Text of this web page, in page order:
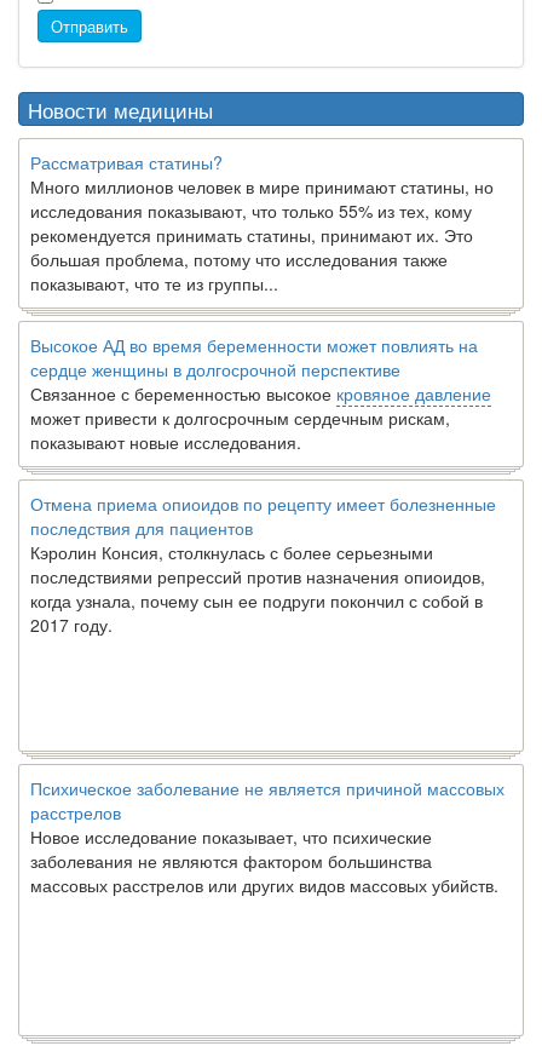
Отправить
Новости медицины
Рассматривая статины?
Много миллионов человек в мире принимают статины, но
исследования показывают, что только 55% из тех, кому
рекомендуется принимать статины, принимают их. Это
большая проблема, потому что исследования также
показывают, что те из группы...
Высокое АД во время беременности может повлиять на
сердце женщины в долгосрочной перспективе
Связанное с беременностью высокое кровяное давление
может привести к долгосрочным сердечным рискам,
показывают новые исследования.
Отмена приема опиоидов по рецепту имеет болезненные
последствия для пациентов
Кэролин Консия, столкнулась с более серьезными
последствиями репрессий против назначения опиоидов,
когда узнала, почему сын ее подруги покончил с собой в
2017 году.
Психическое заболевание не является причиной массовых
расстрелов
Новое исследование показывает, что психические
заболевания не являются фактором большинства
массовых расстрелов или других видов массовых убийств.